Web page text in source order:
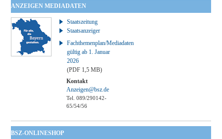
ANZEIGEN MEDIADATEN
Staatszeitung
Staatsanzeiger
Fachthemenplan/Mediadaten
gültig ab 1. Januar
2026
(PDF 1,5 MB)
Kontakt
Anzeigen@bsz.de
Tel. 089/290142-
65/54/56
BSZ-ONLINESHOP